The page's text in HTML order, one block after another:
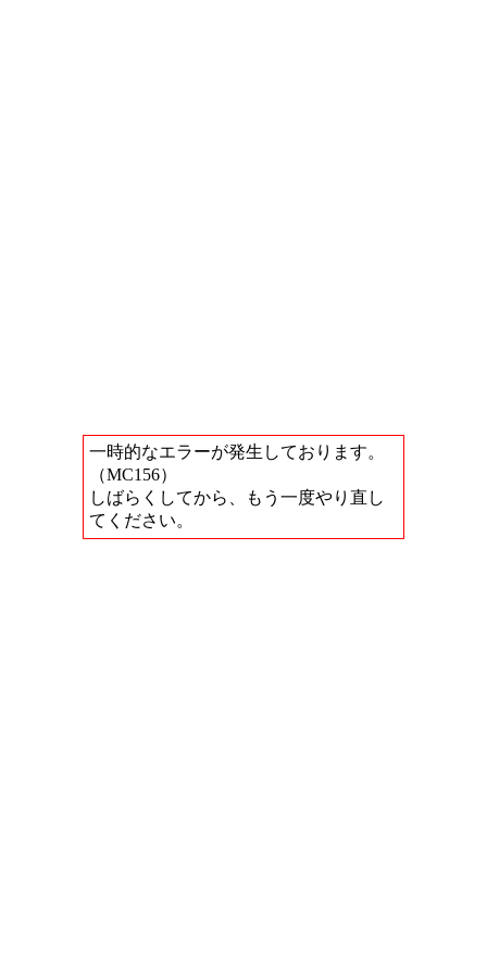
一時的なエラーが発生しております。
（MC156）
しばらくしてから、もう一度やり直し
てください。